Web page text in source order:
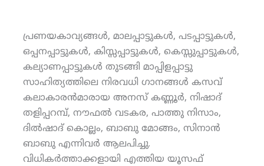
പ്രണയകാവ്യങ്ങള്‍, മാലപ്പാട്ടുകള്‍, പടപ്പാട്ടുകള്‍,
ഒപ്പനപ്പാട്ടുകള്‍, കിസ്സപ്പാട്ടുകള്‍, കെസ്സുപ്പാട്ടുകള്‍,
കല്യാണപ്പാട്ടുകള്‍ തുടങ്ങി മാപ്പിളപ്പാട്ടു
സാഹിത്യത്തിലെ നിരവധി ഗാനങ്ങള്‍ കസവ്
കലാകാരന്‍മാരായ അനസ് കണ്ണൂര്‍, നിഷാദ്
തളിപ്പറമ്പ്, നൗഫല്‍ വടകര, പാത്തു നിസാം,
ദില്‍ഷാദ് കൊല്ലം, ബാബു മോങ്ങം, സിനാന്‍
ബാബു എന്നിവര്‍ ആലപിച്ചു.
വിധികര്‍ത്താക്കളായി എത്തിയ യൂസഫ്